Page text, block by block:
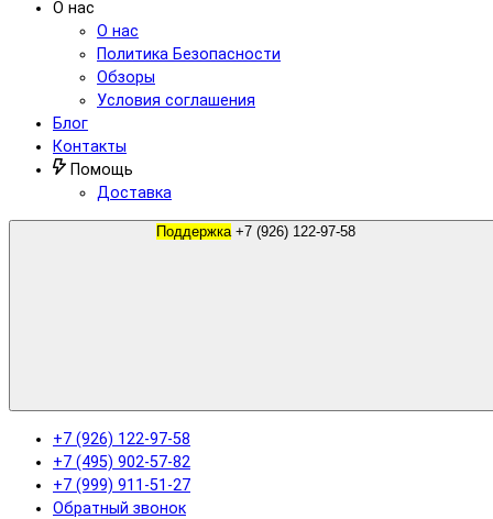
О нас
О нас
Политика Безопасности
Обзоры
Условия соглашения
Блог
Контакты
Помощь
Доставка
Поддержка +7 (926) 122-97-58
+7 (926) 122-97-58
+7 (495) 902-57-82
+7 (999) 911-51-27
Обратный звонок